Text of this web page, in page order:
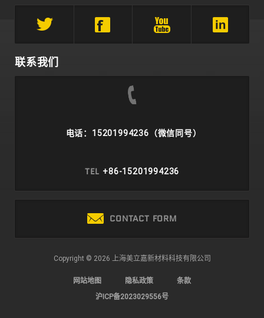
联系我们
电话：15201994236（微信同号）
TEL +86-15201994236
CONTACT FORM
Copyright © 2026 上海美立嘉新材料科技有限公司
网站地图 隐私政策
条款
沪ICP备2023029556号